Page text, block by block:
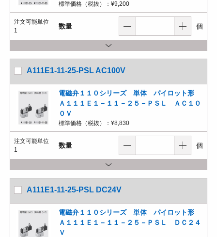
標準価格（税抜）： ¥9,200
注文可能単位
1
数量 個
A111E1-11-25-PSL AC100V
電磁弁１１０シリーズ 単体 パイロット形
Ａ１１１Ｅ１－１１－２５－ＰＳＬ ＡＣ１０
０Ｖ
標準価格（税抜）： ¥8,830
注文可能単位
1
数量 個
A111E1-11-25-PSL DC24V
電磁弁１１０シリーズ 単体 パイロット形
Ａ１１１Ｅ１－１１－２５－ＰＳＬ ＤＣ２４
Ｖ